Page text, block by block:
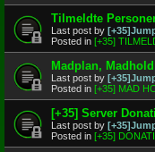
Tilmeldte
Last post by
Posted in [+35]
Madplan,
Last post by
Posted in [+35] MAD
[+35] Server
Last post by
Posted in [+35]